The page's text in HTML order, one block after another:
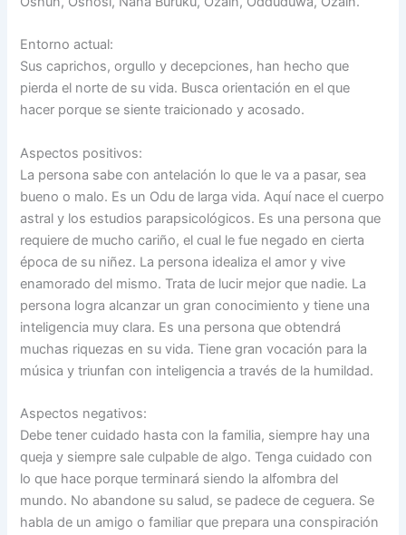
Entorno actual:
Sus caprichos, orgullo y decepciones, han hecho que
pierda el norte de su vida. Busca orientación en el que
hacer porque se siente traicionado y acosado.
Aspectos positivos:
La persona sabe con antelación lo que le va a pasar, sea
bueno o malo. Es un Odu de larga vida. Aquí nace el cuerpo
astral y los estudios parapsicológicos. Es una persona que
requiere de mucho cariño, el cual le fue negado en cierta
época de su niñez. La persona idealiza el amor y vive
enamorado del mismo. Trata de lucir mejor que nadie. La
persona logra alcanzar un gran conocimiento y tiene una
inteligencia muy clara. Es una persona que obtendrá
muchas riquezas en su vida. Tiene gran vocación para la
música y triunfan con inteligencia a través de la humildad.
Aspectos negativos:
Debe tener cuidado hasta con la familia, siempre hay una
queja y siempre sale culpable de algo. Tenga cuidado con
lo que hace porque terminará siendo la alfombra del
mundo. No abandone su salud, se padece de ceguera. Se
habla de un amigo o familiar que prepara una conspiración